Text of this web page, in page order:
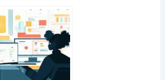
entreprise sur le
web – Exploitez
la puissance des
données pour
votre croissance
en Afrique